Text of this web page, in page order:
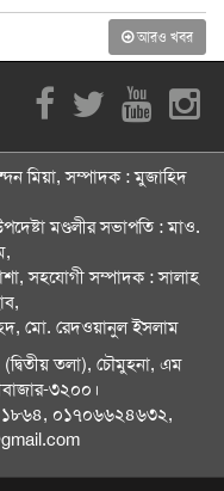
আরও খবর
মিয়া, সম্পাদক : মুজাহিদ
মণ্ডলীর সভাপতি : মাও.
সহযোগী সম্পাদক : সালাহ
মো. রেদওয়ানুল ইসলাম
(দ্বিতীয় তলা), চৌমুহনা, এম
৩২০০।
০১৭০৬৬২৪৬৩২,